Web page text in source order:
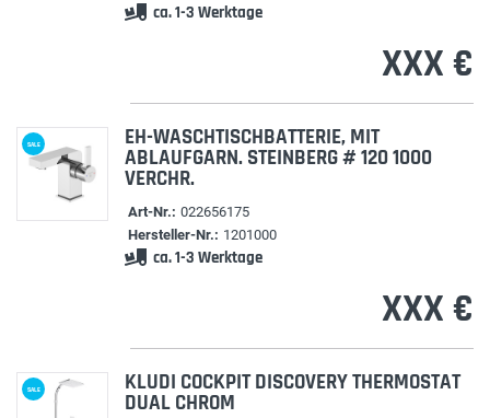
ca. 1-3 Werktage
XXX €
SALE EH-WASCHTISCHBATTERIE, MIT
ABLAUFGARN. STEINBERG # 120 1000
VERCHR.
Art-Nr.: 022656175
Hersteller-Nr.: 1201000
ca. 1-3 Werktage
XXX €
SALE KLUDI COCKPIT DISCOVERY THERMOSTAT
DUAL CHROM